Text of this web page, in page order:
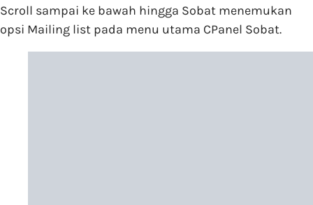
Scroll sampai ke bawah hingga Sobat menemukan
opsi Mailing list pada menu utama CPanel Sobat.